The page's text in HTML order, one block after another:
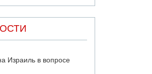
Израиль в вопросе